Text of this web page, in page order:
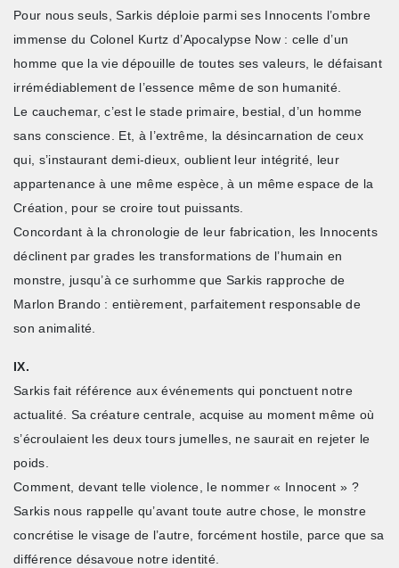
Pour nous seuls, Sarkis déploie parmi ses Innocents l’ombre
immense du Colonel Kurtz d’Apocalypse Now : celle d’un
homme que la vie dépouille de toutes ses valeurs, le défaisant
irrémédiablement de l’essence même de son humanité.
Le cauchemar, c’est le stade primaire, bestial, d’un homme
sans conscience. Et, à l’extrême, la désincarnation de ceux
qui, s’instaurant demi-dieux, oublient leur intégrité, leur
appartenance à une même espèce, à un même espace de la
Création, pour se croire tout puissants.
Concordant à la chronologie de leur fabrication, les Innocents
déclinent par grades les transformations de l’humain en
monstre, jusqu’à ce surhomme que Sarkis rapproche de
Marlon Brando : entièrement, parfaitement responsable de
son animalité.
IX.
Sarkis fait référence aux événements qui ponctuent notre
actualité. Sa créature centrale, acquise au moment même où
s’écroulaient les deux tours jumelles, ne saurait en rejeter le
poids.
Comment, devant telle violence, le nommer « Innocent » ?
Sarkis nous rappelle qu’avant toute autre chose, le monstre
concrétise le visage de l’autre, forcément hostile, parce que sa
différence désavoue notre identité.